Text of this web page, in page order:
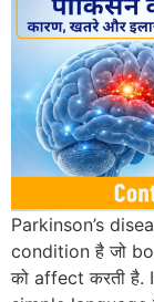
Parkinson’s
condition है जो
को affect करती है.